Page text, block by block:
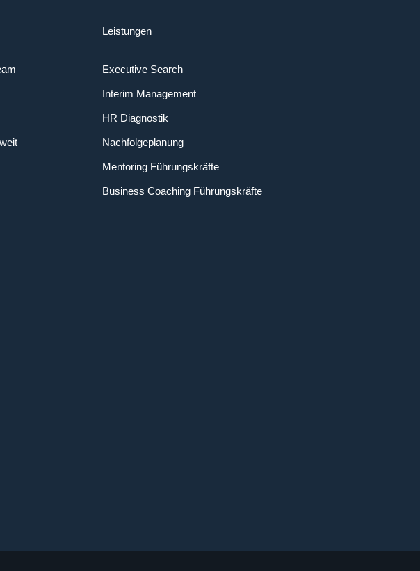
Leistungen
Executive Search
Interim Management
HR Diagnostik
Nachfolgeplanung
Mentoring Führungskräfte
Business Coaching Führungskräfte